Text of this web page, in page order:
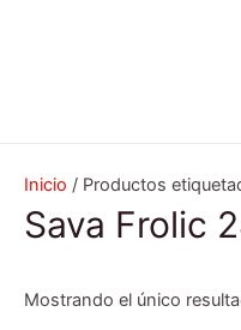
Inicio / Productos
Sava Frolic
Mostrando el único